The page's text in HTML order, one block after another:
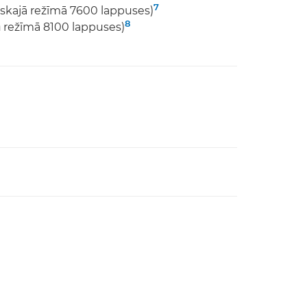
režīmā 7600 lappuses)7
8100 lappuses)8